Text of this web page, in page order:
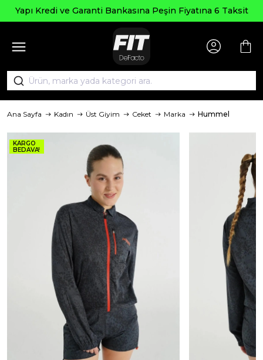
Yapı Kredi ve Garanti Bankasına Peşin Fiyatına 6 Taksit
Ana Sayfa Kadın Üst Giyim Ceket Marka Hummel
KARGO
BEDAVA!